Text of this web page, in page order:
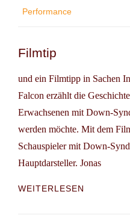
Performance
Filmtip
und ein Filmtipp in Sachen
Falcon erzählt die
Erwachsenen mit Down-
werden möchte. Mit dem
Schauspieler mit Down-
Hauptdarsteller. Jonas
WEITERLESEN